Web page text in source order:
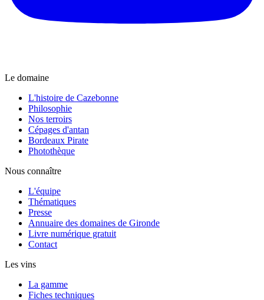
Le domaine
L'histoire de Cazebonne
Philosophie
Nos terroirs
Cépages d'antan
Bordeaux Pirate
Photothèque
Nous connaître
L'équipe
Thématiques
Presse
Annuaire des domaines de Gironde
Livre numérique gratuit
Contact
Les vins
La gamme
Fiches techniques